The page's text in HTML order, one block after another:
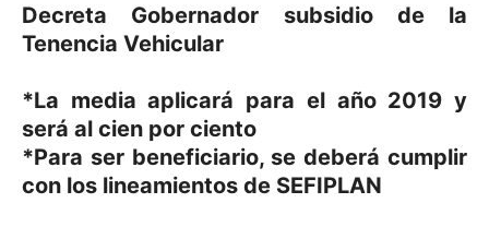
Decreta Gobernador subsidio de la
Tenencia Vehicular
*La media aplicará para el año 2019 y
será al cien por ciento
*Para ser beneficiario, se deberá cumplir
con los lineamientos de SEFIPLAN